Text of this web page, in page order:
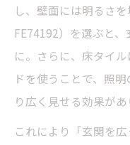
し、壁面には明るさ
FE74192）を選ぶと
に。さらに、床タイ
ドを使うことで、照
り広く見せる効果があ
これにより「玄関を